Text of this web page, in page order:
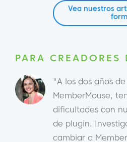
Vea nuestros
PARA CREADORES
"A los dos años
MemberMouse,
dificultades con
de plugin.
cambiar a